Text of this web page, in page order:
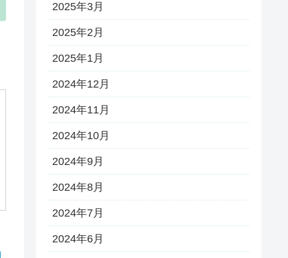
2025年3月
2025年2月
2025年1月
2024年12月
2024年11月
2024年10月
2024年9月
2024年8月
2024年7月
2024年6月